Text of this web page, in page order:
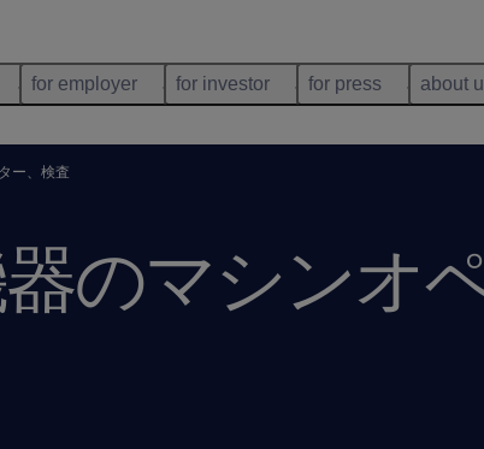
for employer for investor for press about
ー、検査
のマシンオ